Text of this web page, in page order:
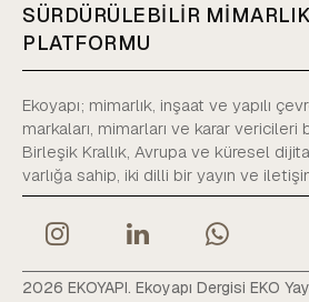
SÜRDÜRÜLEBİLİR
PLATFORMU
Ekoyapı; mimarlık, inşaat ve yapılı
markaları, mimarları ve karar vericileri
Birleşik Krallık, Avrupa ve küresel
varlığa sahip, iki dilli bir yayın ve
2026 EKOYAPI. Ekoyapı Dergisi EKO